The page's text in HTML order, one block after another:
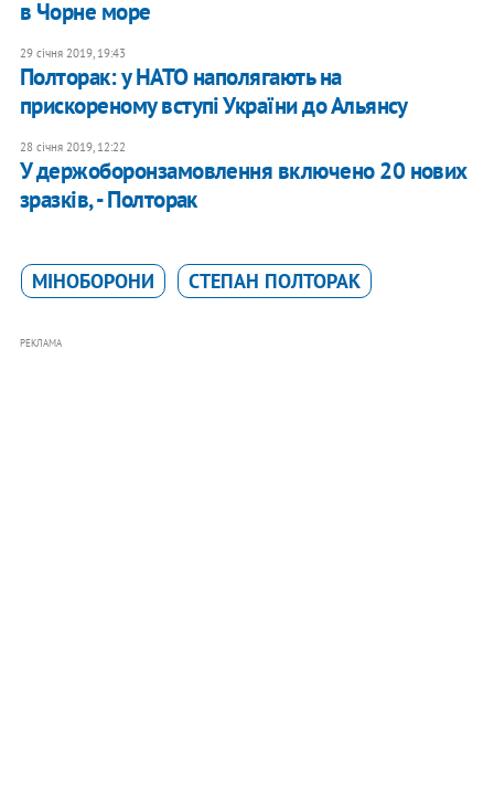
в Чорне море
29 січня 2019, 19:43
Полторак: у НАТО наполягають на
прискореному вступі України до Альянсу
28 січня 2019, 12:22
У держоборонзамовлення включено 20 нових
зразків, - Полторак
МІНОБОРОНИ СТЕПАН ПОЛТОРАК
РЕКЛАМА